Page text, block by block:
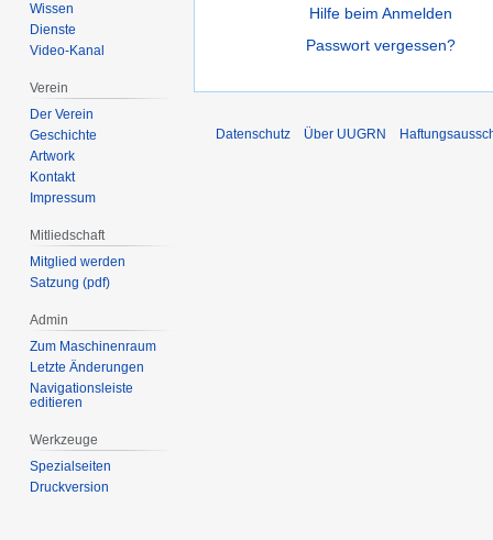
Hilfe beim Anmelden
Passwort vergessen?
Wissen
Dienste
Video-Kanal
Verein
Der Verein
Geschichte
Artwork
Kontakt
Impressum
Mitliedschaft
Mitglied werden
Satzung (pdf)
Admin
Zum Maschinenraum
Letzte Änderungen
Navigationsleiste
editieren
Werkzeuge
Spezialseiten
Druckversion
Datenschutz Über UUGRN